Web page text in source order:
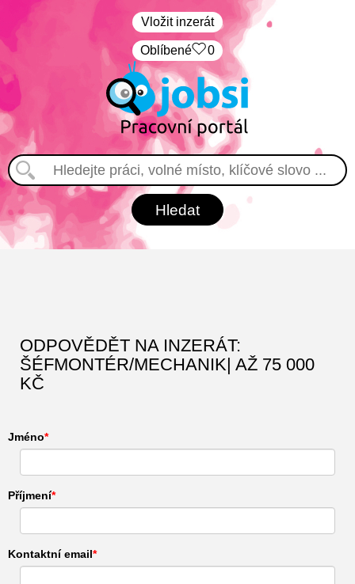
Vložit inzerát
Oblíbené 0
ODPOVĚDĚT NA INZERÁT:
ŠÉFMONTÉR/MECHANIK| AŽ 75 000
KČ
Jméno
Příjmení
Kontaktní email